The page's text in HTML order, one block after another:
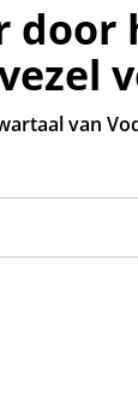
van